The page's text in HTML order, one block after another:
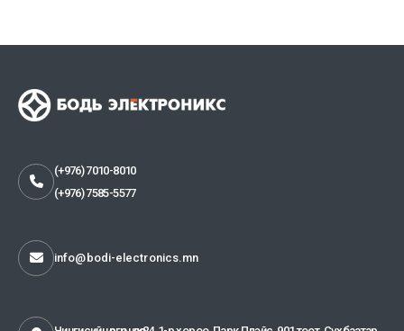
(+976) 7010-8010
(+976) 7585-5577
info@bodi-electronics.mn